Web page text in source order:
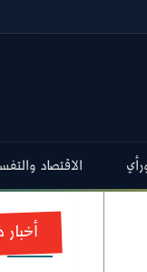
الاقتصاد